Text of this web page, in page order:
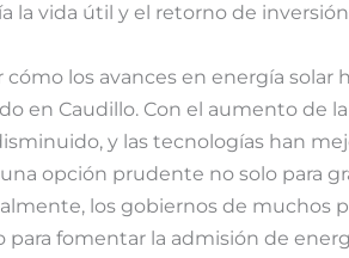
la vida útil y el retorno de
los avances en energía solar
en Caudillo. Con el aumento de
y las tecnologías han
opción prudente no solo para
los gobiernos de muchos
fomentar la admisión de